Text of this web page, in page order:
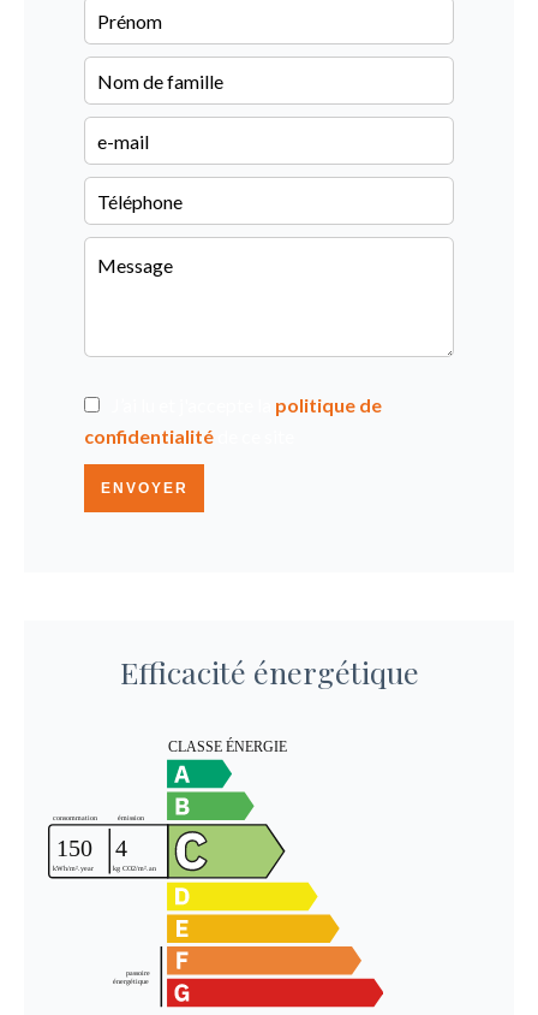
politique de
confidentialité
ENVOYER
Efficacité énergétique